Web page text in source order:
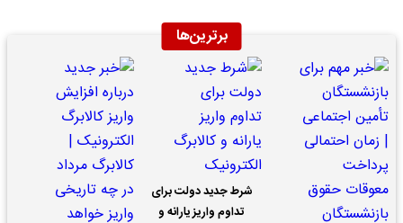
برترین‌ها
شرط جدید دولت برای
تداوم واریز یارانه و